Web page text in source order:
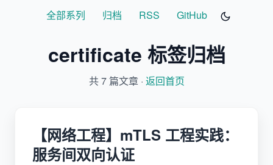
全部系列 归档 RSS GitHub
certificate 标签归档
共 7 篇文章 · 返回首页
【网络工程】mTLS 工程实践：
服务间双向认证